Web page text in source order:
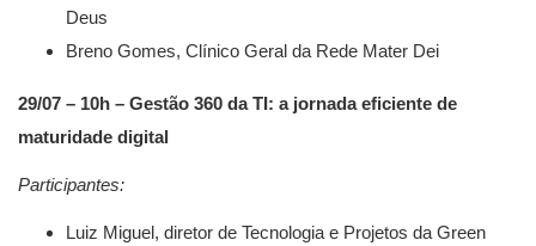
Deus
Breno Gomes, Clínico Geral da Rede Mater Dei
29/07 – 10h – Gestão 360 da TI: a jornada eficiente de
maturidade digital​
Participantes:
Luiz Miguel, diretor de Tecnologia e Projetos da Green